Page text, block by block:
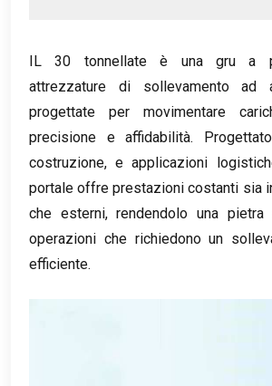
IL 30 tonnellate è una gru a
attrezzature di sollevamento ad
progettate per movimentare
precisione e affidabilità.
costruzione, e applicazioni
portale offre prestazioni costanti sia
che esterni, rendendolo una
operazioni che richiedono un
efficiente.